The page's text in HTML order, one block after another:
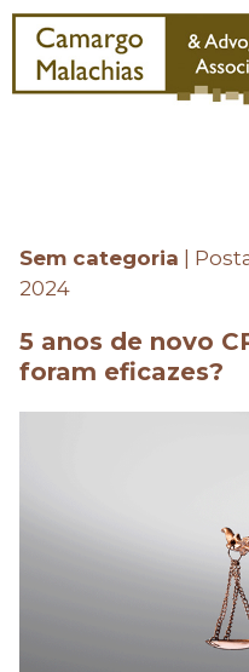
Sem categoria |
2024
5 anos de novo
foram eficazes?